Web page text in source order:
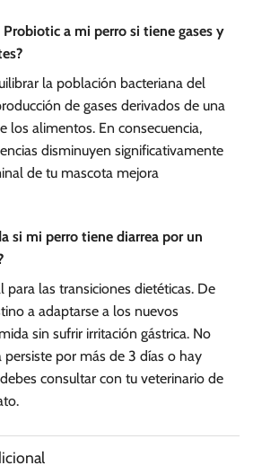
a mi perro si tiene gases y
la población bacteriana del
de gases derivados de una
los alimentos. En consecuencia,
disminuyen significativamente
de tu mascota mejora
si mi perro tiene diarrea por un
para las transiciones dietéticas. De
a adaptarse a los nuevos
sin sufrir irritación gástrica. No
persiste por más de 3 días o hay
consultar con tu veterinario de